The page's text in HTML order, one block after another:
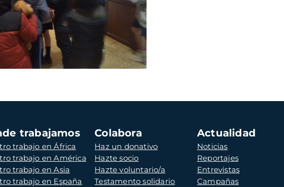
trabajamos
trabajo en África
trabajo en América
trabajo en Asia
trabajo en España
Colabora
Haz un donativo
Hazte socio
Hazte voluntario/a
Testamento solidario
Actualidad
Noticias
Reportajes
Entrevistas
Campañas